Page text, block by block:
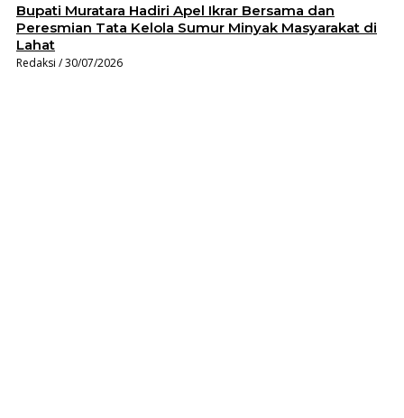
Bupati Muratara Hadiri Apel Ikrar Bersama dan
Peresmian Tata Kelola Sumur Minyak Masyarakat di
Lahat
Redaksi 30/07/2026